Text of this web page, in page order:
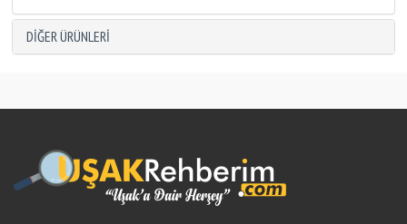
DIĞER ÜRÜNLERI